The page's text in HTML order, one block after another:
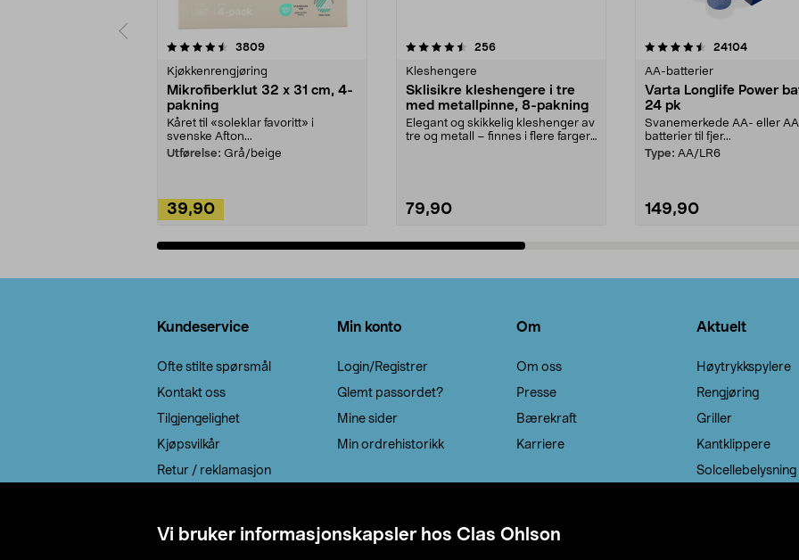
Vi bruker informasjonskapsler hos Clas Ohlson
3809anmeldelser
Kjøkkenrengjøring
Mikrofiberklut 32 x 31 cm, 4-
pakning
Kåret til «soleklar favoritt» i
svenske Afton...
Utførelse: Grå/beige
39,90
4.5av 5 stjerner 256anmeldelser
Kleshengere
Sklisikre kleshengere i tre
med metallpinne, 8-pakning
Elegant og skikkelig kleshenger av
tre og metall – finnes i flere farger.
79,90
4.5av 5 stjerner 24104
AA-batterier
Varta Longlife Power
24 pk
Svanemerkede AA- eller
batterier til fjer...
Type: AA/LR6
149,90
4.5av 5 stjerner
Kundeservice
Ofte stilte spørsmål
Kontakt oss
Tilgjengelighet
Kjøpsvilkår
Retur / reklamasjon
Min konto
Login/Registrer
Glemt passordet?
Mine sider
Min ordrehistorikk
Om
Om oss
Presse
Bærekraft
Karriere
Aktuelt
Høytrykkspylere
Rengjøring
Griller
Kantklippere
Solcellebelysning